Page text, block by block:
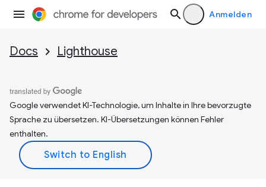
Anmelden
Docs Lighthouse
Google verwendet KI-Technologie, um Inhalte in Ihre bevorzugte
Sprache zu übersetzen. KI-Übersetzungen können Fehler
enthalten.